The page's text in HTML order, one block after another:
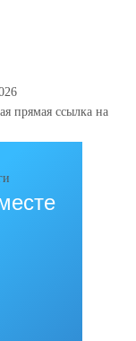
прямая ссылка на